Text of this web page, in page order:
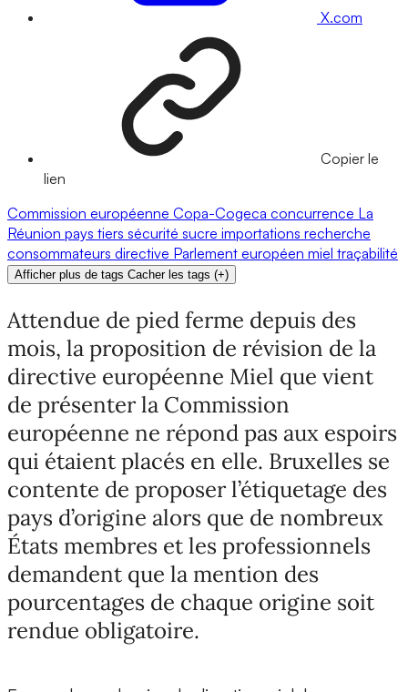
X.com
Copier le
lien
Commission européenne Copa-Cogeca concurrence La
Réunion pays tiers sécurité sucre importations recherche
consommateurs directive Parlement européen miel traçabilité
Afficher plus de tags Cacher les tags (+)
Attendue de pied ferme depuis des
mois, la proposition de révision de la
directive européenne Miel que vient
de présenter la Commission
européenne ne répond pas aux espoirs
qui étaient placés en elle. Bruxelles se
contente de proposer l’étiquetage des
pays d’origine alors que de nombreux
États membres et les professionnels
demandent que la mention des
pourcentages de chaque origine soit
rendue obligatoire.